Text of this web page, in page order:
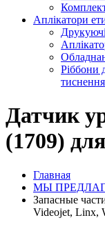
Аплікатори
Ріббони
тиснення
Датчик
(1709)
Главная
МЫ
Запасные
Videojet, Linx,